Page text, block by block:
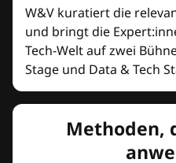
W&V kuratiert die
und bringt die
Tech-Welt auf zwei
Stage und Data & Tech
Methoden,